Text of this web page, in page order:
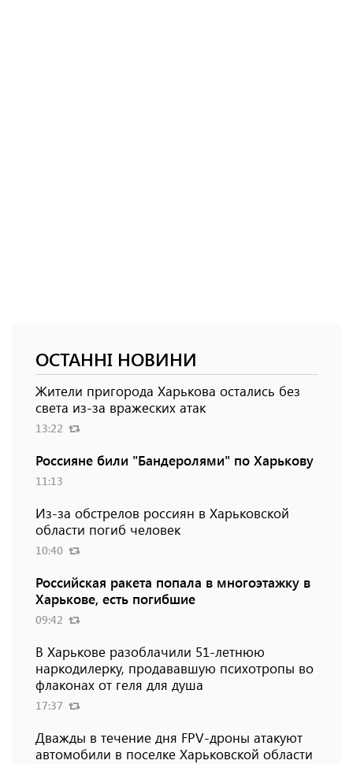
ОСТАННІ НОВИНИ
Жители пригорода Харькова остались без
света из-за вражеских атак
13:22
Россияне били "Бандеролями" по Харькову
11:13
Из-за обстрелов россиян в Харьковской
области погиб человек
10:40
Российская ракета попала в многоэтажку в
Харькове, есть погибшие
09:42
В Харькове разоблачили 51-летнюю
наркодилерку, продававшую психотропы во
флаконах от геля для душа
17:37
Дважды в течение дня FPV-дроны атакуют
автомобили в поселке Харьковской области